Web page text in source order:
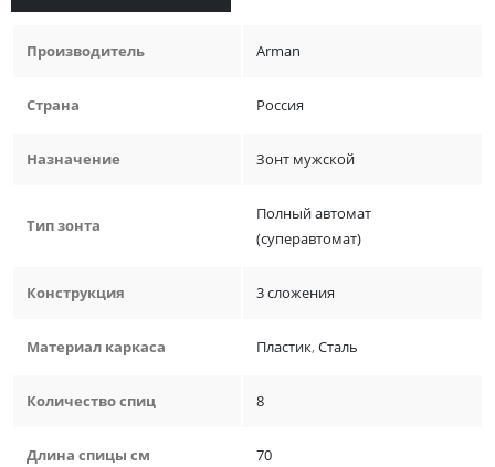
Производитель Arman
Страна Россия
Назначение Зонт мужской
Тип зонта
Полный автомат
(суперавтомат)
Конструкция 3 сложения
Материал каркаса Пластик,Сталь
Количество спиц 8
Длина спицы см 70